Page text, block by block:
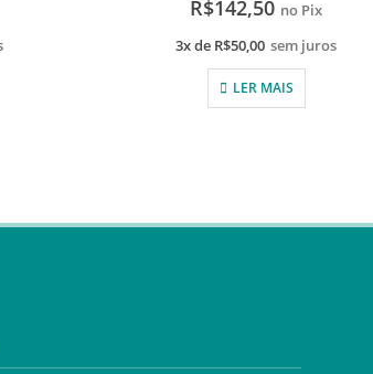
R$142,50 no Pix
3x de R$50,00 sem juros
LER MAIS